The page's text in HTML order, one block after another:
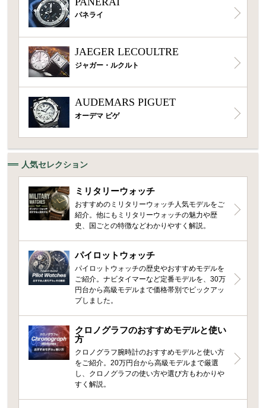
パネライ
JAEGER LECOULTRE
ジャガー・ルクルト
AUDEMARS PIGUET
オーデマ ピゲ
人気セレクション
ミリタリーウォッチ
おすすめのミリタリーウォッチ人気モデルをご
紹介。他にもミリタリーウォッチの魅力や歴
史、国ごとの特徴などわかりやすく解説。
パイロットウォッチ
パイロットウォッチの歴史やおすすめモデルを
ご紹介。ナビタイマーなど定番モデルを、30万
円台から高級モデルまで価格帯別でピックアッ
プしました。
クロノグラフのおすすめモデルと使い
方
クロノグラフ腕時計のおすすめモデルと使い方
をご紹介。20万円台から高級モデルまで厳選
し、クロノグラフの使い方や選び方もわかりや
すく解説。